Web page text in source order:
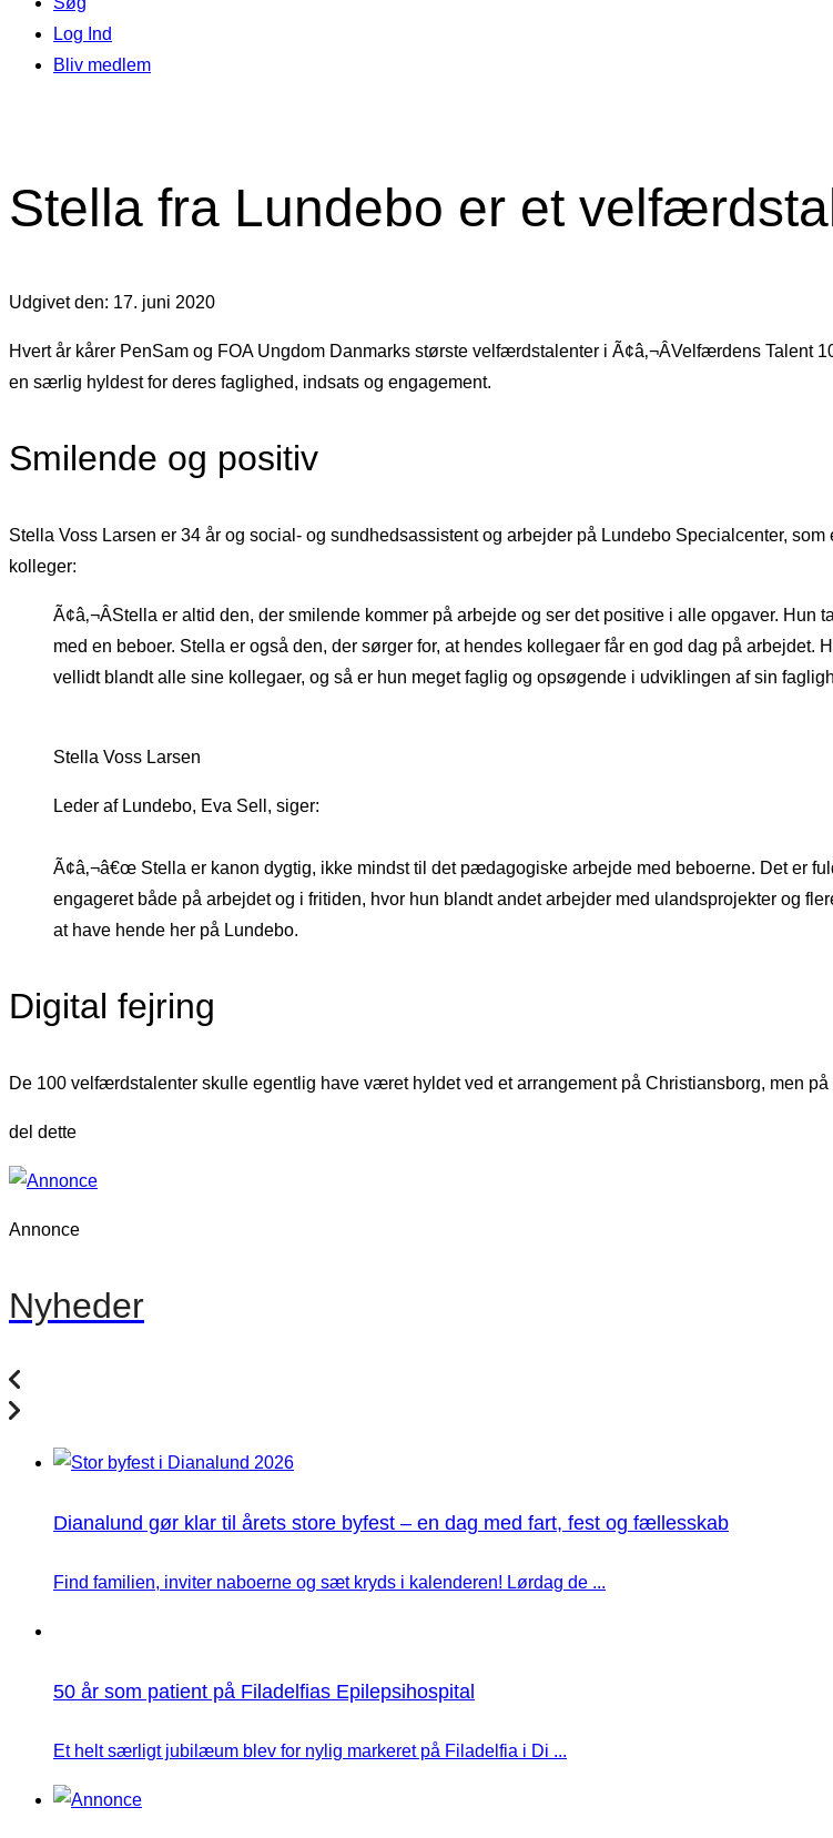
Log Ind
Bliv medlem
Stella fra Lundebo er et
Udgivet den: 17. juni 2020
Hvert år kårer PenSam og FOA Ungdom Danmarks største velfærdstalenter i Ã¢â‚¬ÂVelfærdens Talent
en særlig hyldest for deres faglighed, indsats og engagement.
Smilende og positiv
Stella Voss Larsen er 34 år og social- og sundhedsassistent og arbejder på Lundebo Specialcenter,
kolleger:
Ã¢â‚¬ÂStella er altid den, der smilende kommer på arbejde og ser det positive i alle opgaver.
med en beboer. Stella er også den, der sørger for, at hendes kollegaer får en god dag på
vellidt blandt alle sine kollegaer, og så er hun meget faglig og opsøgende i udviklingen af sin
Stella Voss Larsen
Leder af Lundebo, Eva Sell, siger:
Ã¢â‚¬â€œ Stella er kanon dygtig, ikke mindst til det pædagogiske arbejde med beboerne. Det er
engageret både på arbejdet og i fritiden, hvor hun blandt andet arbejder med ulandsprojekter og
at have hende her på Lundebo.
Digital fejring
De 100 velfærdstalenter skulle egentlig have været hyldet ved et arrangement på Christiansborg, men
del dette
Annonce
Nyheder
Dianalund gør klar til årets store byfest – en dag med fart, fest og fællesskab
Find familien, inviter naboerne og sæt kryds i kalenderen! Lørdag de ...
50 år som patient på Filadelfias Epilepsihospital
Et helt særligt jubilæum blev for nylig markeret på Filadelfia i Di ...